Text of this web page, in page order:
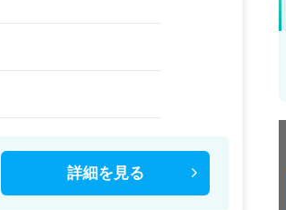
詳細を 見る